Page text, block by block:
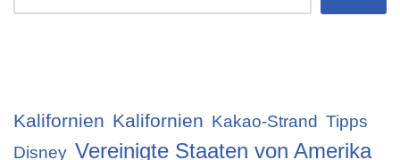
Kalifornien Kalifornien Kakao-Strand Tipps
Disney Vereinigte Staaten von Amerika